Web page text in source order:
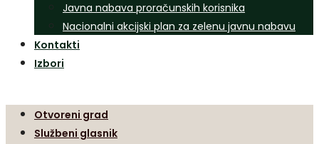
Javna nabava proračunskih korisnika
Nacionalni akcijski plan za zelenu javnu nabavu
Kontakti
Izbori
Otvoreni grad
Službeni glasnik